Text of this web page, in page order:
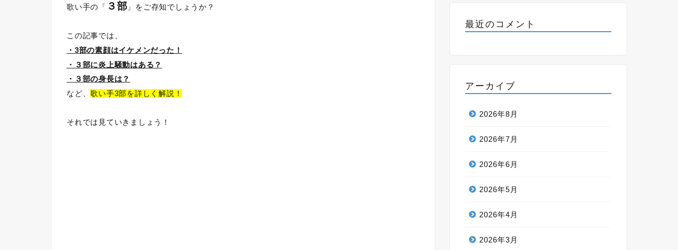
歌い手の「 ３部 」をご存知でしょうか？
この記事では、
・3部の素顔はイケメンだった！
・３部に炎上騒動はある？
・３部の身長は？
など、歌い手3部を詳しく解説！
それでは見ていきましょう！
最近のコメント
アーカイブ
2026年8月
2026年7月
2026年6月
2026年5月
2026年4月
2026年3月